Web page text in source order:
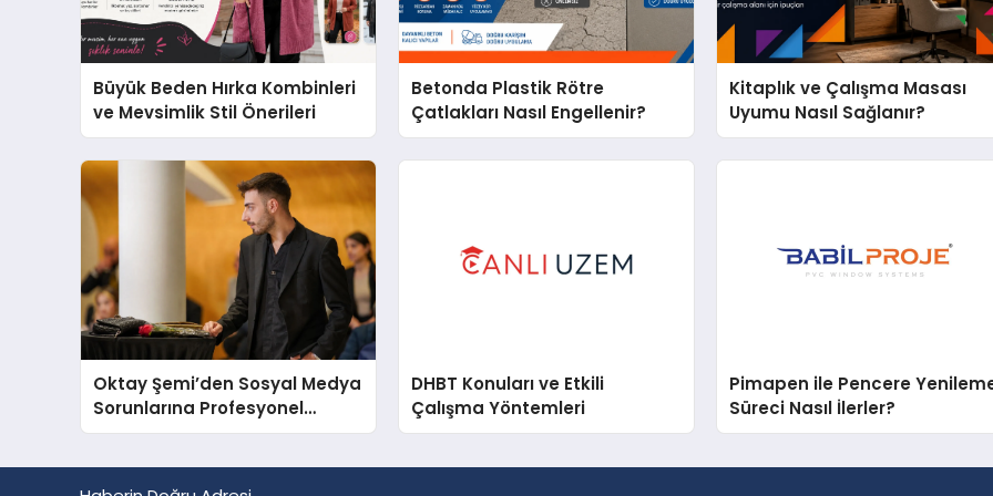
Büyük Beden Hırka Kombinleri
ve Mevsimlik Stil Önerileri
Betonda Plastik Rötre
Çatlakları Nasıl Engellenir?
Kitaplık ve Çalışma Masası
Uyumu Nasıl Sağlanır?
Oktay Şemi’den Sosyal Medya
Sorunlarına Profesyonel
Müdahale ve Hızlı Çözüm
DHBT Konuları ve Etkili
Çalışma Yöntemleri
Pimapen ile Pencere
Süreci Nasıl İlerler?